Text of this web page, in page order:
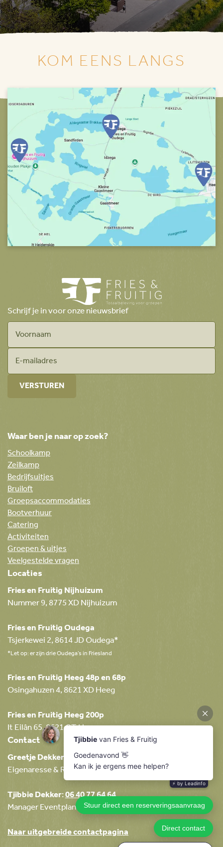
KOM EENS LANGS
Schrijf je in voor onze nieuwsbrief
Waar ben je naar op zoek?
Schoolkamp
Zeilkamp
Bedrijfsuitjes
Bruiloft
Groepsaccommodaties
Bootverhuur
Catering
Activiteiten
Groepen & uitjes
Veelgestelde vragen
Locaties
Fries en Fruitig Nijhuizum
Nummer 9, 8775 XD Nijhuizum
Fries en Fruitig Oudega
Tsjerkewei 2, 8614 JD Oudega*
*Let op: er zijn drie Oudega’s in Friesland
Fries en Fruitig Heeg 48p en 68p
Osingahuzen 4, 8621 XD Heeg
Fries en Fruitig Heeg 200p
It Eilân 65, 8621 CT Heeg
Contact
Greetje Dekker 06 23 32 08 49
Eigenaresse & Relatiemanager
Tjibbie Dekker:06 40 77 64 64
Manager Eventplanning & Boekingen
Naar uitgebreide contactpagina